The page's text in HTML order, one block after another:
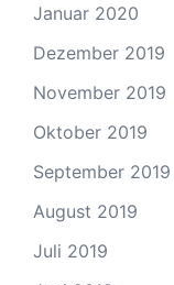
Januar 2020
Dezember 2019
November 2019
Oktober 2019
September 2019
August 2019
Juli 2019